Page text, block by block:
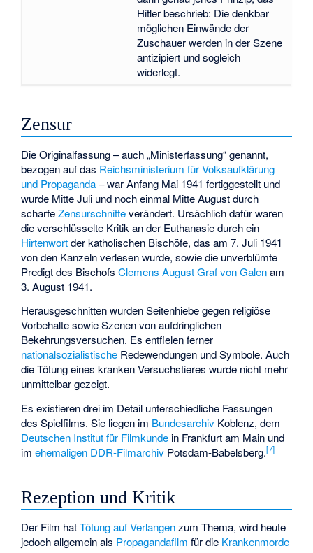
Hitler beschrieb: Die denkbar
möglichen Einwände der
Zuschauer werden in der Szene
antizipiert und sogleich
widerlegt.
Zensur
Die Originalfassung – auch „Ministerfassung“ genannt,
bezogen auf das Reichsministerium für Volksaufklärung
und Propaganda– war Anfang Mai 1941 fertiggestellt und
wurde Mitte Juli und noch einmal Mitte August durch
scharfeZensurschnitteverändert. Ursächlich dafür waren
die verschlüsselte Kritik an der Euthanasie durch ein
Hirtenwortder katholischen Bischöfe, das am 7. Juli 1941
von den Kanzeln verlesen wurde, sowie die unverblümte
Predigt des BischofsClemens August Graf von Galenam
3. August 1941.
Herausgeschnitten wurden Seitenhiebe gegen religiöse
Vorbehalte sowie Szenen von aufdringlichen
Bekehrungsversuchen. Es entfielen ferner
nationalsozialistische Redewendungen und Symbole. Auch
die Tötung eines kranken Versuchstieres wurde nicht mehr
unmittelbar gezeigt.
Es existieren drei im Detail unterschiedliche Fassungen
des Spielfilms. Sie liegen im Bundesarchiv Koblenz, dem
Deutschen Institut für Filmkunde in Frankfurt am Main und
imehemaligen DDR-Filmarchiv Potsdam-Babelsberg.[7]
Rezeption und Kritik
Der Film hatTötung auf Verlangenzum Thema, wird heute
jedoch allgemein als Propagandafilm für die Krankenmorde